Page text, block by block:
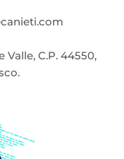
Valle, C.P. 44550,